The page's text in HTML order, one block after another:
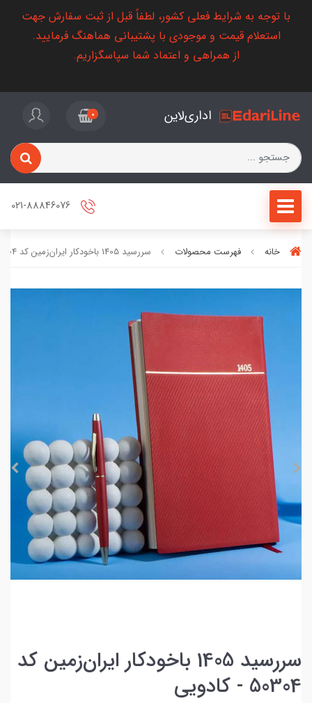
با توجه به شرایط فعلی کشور، لطفاً قبل از ثبت سفارش جهت
استعلام قیمت و موجودی با پشتیبانی هماهنگ فرمایید.
از همراهی و اعتماد شما سپاسگزاریم.
اداری‌لاین 0
خانه فهرست محصولات سررسید 1405 با‌خودکار ایران‌زمین کد 50304 - کادویی
سررسید 1405 با‌خودکار ایران‌زمین کد
50304 - کادویی